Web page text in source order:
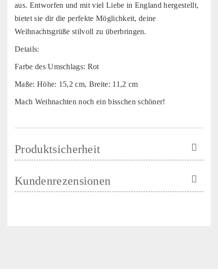
aus. Entworfen und mit viel Liebe in England hergestellt,
bietet sie dir die perfekte Möglichkeit, deine
Weihnachtsgrüße stilvoll zu überbringen.
Details:
Farbe des Umschlags: Rot
Maße: Höhe: 15,2 cm, Breite: 11,2 cm
Mach Weihnachten noch ein bisschen schöner!
Produktsicherheit
Kundenrezensionen